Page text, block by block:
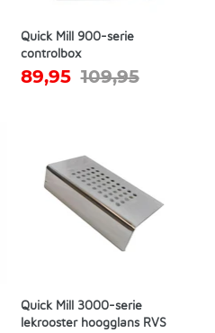
Quick Mill 900-serie
controlbox
89,95 109,95
Quick Mill 3000-serie
lekrooster hoogglans RVS